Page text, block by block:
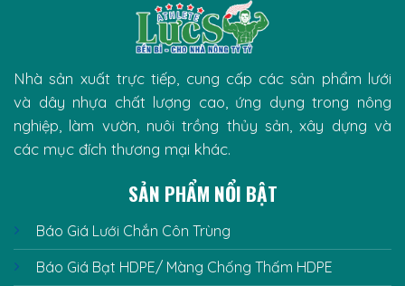
Nhà sản xuất trực tiếp, cung cấp các sản phẩm lưới
và dây nhựa chất lượng cao, ứng dụng trong nông
nghiệp, làm vườn, nuôi trồng thủy sản, xây dựng và
các mục đích thương mại khác.
SẢN PHẨM NỔI BẬT
Báo Giá Lưới Chắn Côn Trùng
Báo Giá Bạt HDPE/ Màng Chống Thấm HDPE